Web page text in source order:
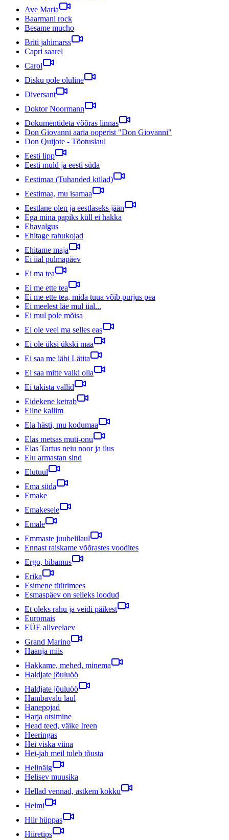
Ave Maria
Baarmani rock
Besame mucho
Briti jahimarss
Capri saarel
Carol
Disku pole oluline
Diversant
Doktor Noormann
Dokumentideta võõras linnas
Don Giovanni aaria ooperist "Don Giovanni"
Don Quijote - Tõotuslaul
Eesti lipp
Eesti muld ja eesti süda
Eestimaa (Tuhanded külad)
Eestimaa, mu isamaa
Eestlane olen ja eestlaseks jään
Ega mina papiks küll ei hakka
Ehavalgus
Ehitage rahukojad
Ehitame maja
Ei iial pulmapäev
Ei ma tea
Ei me ette tea
Ei me ette tea, mida tuua võib purjus pea
Ei meelest läe mul iial...
Ei mul pole mõisa
Ei ole veel ma selles eas
Ei ole üksi ükski maa
Ei saa me läbi Lätita
Ei saa mitte vaiki olla
Ei takista vallid
Eidekene ketrab
Eilne kallim
Ela hästi, mu kodumaa
Elas metsas muti-onu
Elas Tartus neiu noor ja ilus
Elu armastan sind
Elutuul
Ema süda
Emake
Emakesele
Emale
Emmaste juubelilaul
Ennast raiskame võõrastes voodites
Ergo, bibamus
Erika
Esimene tüürimees
Esmaspäev on selleks loodud
Et oleks rahu ja veidi päikest
Euromais
EÜE allveelaev
Grand Marino
Haanja miis
Hakkame, mehed, minema
Haldjate jõuluöö
Haldjate jõuluöö
Hambavalu laul
Hanepojad
Harja otsimine
Head teed, väike Ireen
Heeringas
Hei viska viina
Hei-jah meil tuleb tõusta
Helinälg
Helisev muusika
Hellad vennad, astkem kokku
Helmi
Hiir hüppas
Hiiretips